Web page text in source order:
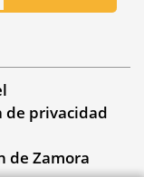
de privacidad
de Zamora